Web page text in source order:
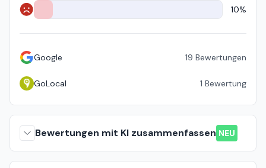
Negativ 10%
Google 19 Bewertungen
GoLocal 1 Bewertung
Bewertungen mit KI zusammenfassen NEU